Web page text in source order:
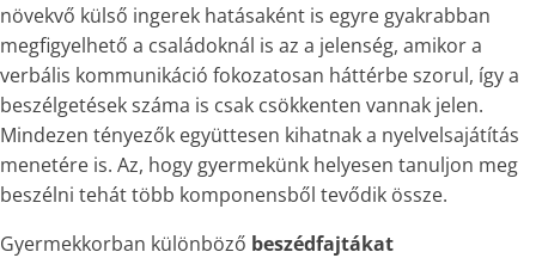
növekvő külső ingerek hatásaként is egyre gyakrabban
megfigyelhető a családoknál is az a jelenség, amikor a
verbális kommunikáció fokozatosan háttérbe szorul, így a
beszélgetések száma is csak csökkenten vannak jelen.
Mindezen tényezők együttesen kihatnak a nyelvelsajátítás
menetére is. Az, hogy gyermekünk helyesen tanuljon meg
beszélni tehát több komponensből tevődik össze.
Gyermekkorban különböző beszédfajtákat